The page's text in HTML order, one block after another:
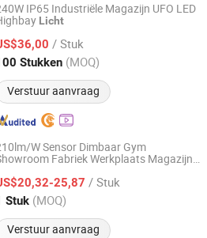
IP65 Industriële Magazijn UFO LED
Licht
/ Stuk
Stukken (MOQ)
Verstuur aanvraag
Co., Ltd.
Sinds 2025
W Sensor Dimbaar Gym
Fabriek Werkplaats Magazijn
Industriële Ver lichting 200W UFO
Hoge Bay
25,87 / Stuk
Stuk (MOQ)
Verstuur aanvraag
Ltd.
Sinds 2010